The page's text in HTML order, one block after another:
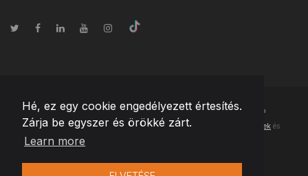
Hé, ez egy cookie engedélyezett értesítés.
Zárja be egyszer és örökké zárt.
Learn more
© Szerzői jog2026 Team Extension Hungary- Minden jog fenntartva
Changelog ● Ezen webhely használatával elfogadja Használati feltételek és